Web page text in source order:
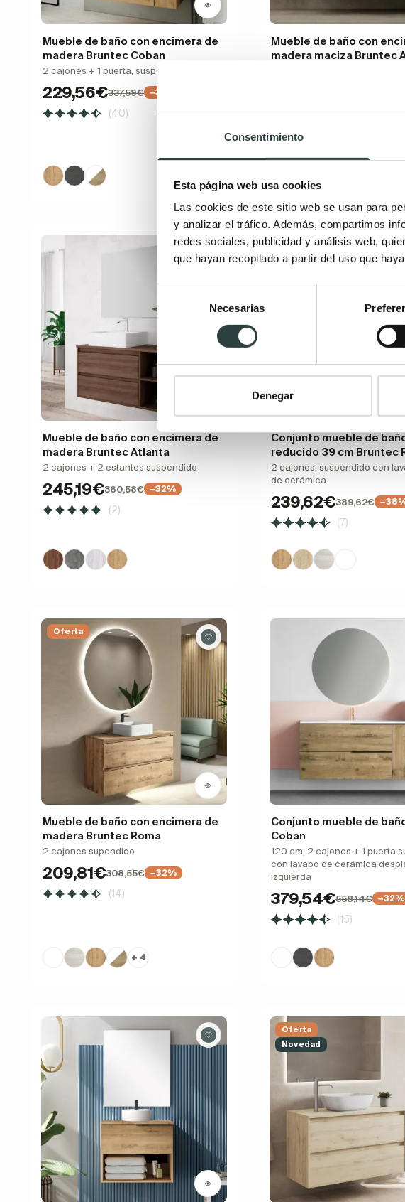
Consentimiento
Esta página web usa cookies
Las cookies de este sitio web se usan para
y analizar el tráfico. Además, compartimos
redes sociales, publicidad y análisis web,
que hayan recopilado a partir del uso que
de
consentimiento
Necesarias
Denegar
Mueble de baño con encimera de
madera Bruntec Coban
2 cajones + 1 puerta, suspendido
229,56€337,59€ −32%
(40)
Mueble de baño con
madera maciza Bruntec
590,99€748,09€
Mueble de baño con encimera de
madera Bruntec Atlanta
2 cajones + 2 estantes suspendido
245,19€360,58€ −32%
(2)
Conjunto mueble de
reducido 39 cm Bruntec
2 cajones, suspendido con
de cerámica
239,62€389,62€
(7)
Oferta
Mueble de baño con encimera de
madera Bruntec Roma
2 cajones supendido
209,81€308,55€ −32%
(14)
+ 4
Conjunto mueble de
Coban
120 cm, 2 cajones + 1 puerta
con lavabo de cerámica
izquierda
379,54€558,14€ −32%
(15)
Oferta
Novedad